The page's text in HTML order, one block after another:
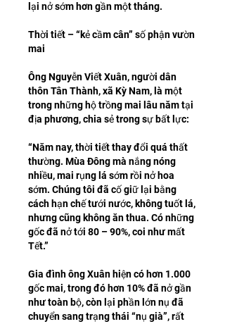
lại nở sớm hơn gần một tháng.
Thời tiết – “kẻ cầm cân” số phận vườn
mai
Ông Nguyễn Viết Xuân, người dân
thôn Tân Thành, xã Kỳ Nam, là một
trong những hộ trồng mai lâu năm tại
địa phương, chia sẻ trong sự bất lực:
“Năm nay, thời tiết thay đổi quá thất
thường. Mùa Đông mà nắng nóng
nhiều, mai rụng lá sớm rồi nở hoa
sớm. Chúng tôi đã cố giữ lại bằng
cách hạn chế tưới nước, không tuốt lá,
nhưng cũng không ăn thua. Có những
gốc đã nở tới 80 – 90%, coi như mất
Tết.”
Gia đình ông Xuân hiện có hơn 1.000
gốc mai, trong đó hơn 10% đã nở gần
như toàn bộ, còn lại phần lớn nụ đã
chuyển sang trạng thái “nụ già”, rất